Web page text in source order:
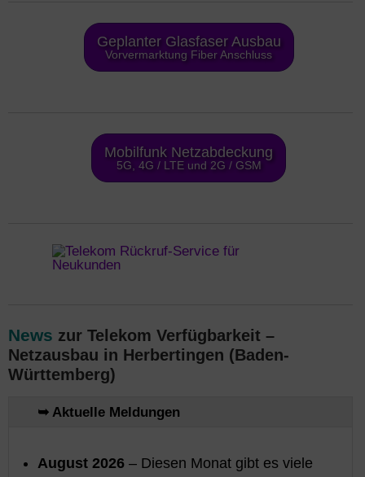
Geplanter Glasfaser Ausbau
Vorvermarktung Fiber Anschluss
Mobilfunk Netzabdeckung
5G, 4G / LTE und 2G / GSM
News zur Telekom Verfügbarkeit –
Netzausbau in Herbertingen (Baden-
Württemberg)
➥ Aktuelle Meldungen
August 2026 – Diesen Monat gibt es viele